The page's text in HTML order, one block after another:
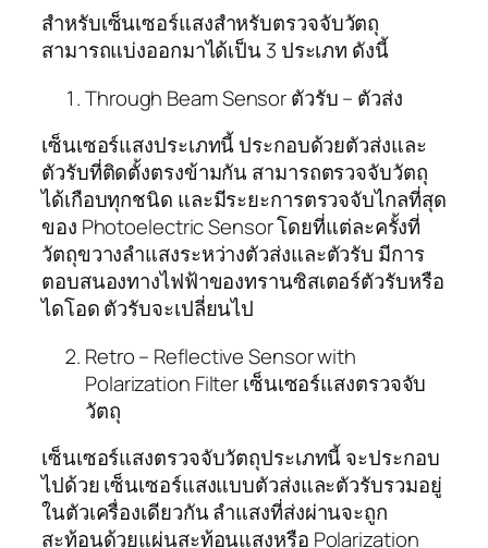
สำหรับเซ็นเซอร์แสงสำหรับตรวจจับวัตถุ
สามารถแบ่งออกมาได้เป็น 3 ประเภท ดังนี้
Through Beam Sensor ตัวรับ – ตัวส่ง
เซ็นเซอร์แสงประเภทนี้ ประกอบด้วยตัวส่งและ
ตัวรับที่ติดตั้งตรงข้ามกัน สามารถตรวจจับวัตถุ
ได้เกือบทุกชนิด และมีระยะการตรวจจับไกลที่สุด
ของ Photoelectric Sensor โดยที่แต่ละครั้งที่
วัตถุขวางลำแสงระหว่างตัวส่งและตัวรับ มีการ
ตอบสนองทางไฟฟ้าของทรานซิสเตอร์ตัวรับหรือ
ไดโอด ตัวรับจะเปลี่ยนไป
Retro – Reflective Sensor with
Polarization Filter เซ็นเซอร์แสงตรวจจับ
วัตถุ
เซ็นเซอร์แสงตรวจจับวัตถุประเภทนี้ จะประกอบ
ไปด้วย เซ็นเซอร์แสงแบบตัวส่งและตัวรับรวมอยู่
ในตัวเครื่องเดียวกัน ลำแสงที่ส่งผ่านจะถูก
สะท้อนด้วยแผ่นสะท้อนแสงหรือ Polarization